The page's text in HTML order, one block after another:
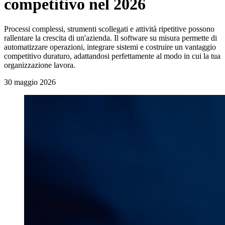
competitivo nel 2026
Processi complessi, strumenti scollegati e attività ripetitive possono
rallentare la crescita di un'azienda. Il software su misura permette di
automatizzare operazioni, integrare sistemi e costruire un vantaggio
competitivo duraturo, adattandosi perfettamente al modo in cui la tua
organizzazione lavora.
30 maggio 2026